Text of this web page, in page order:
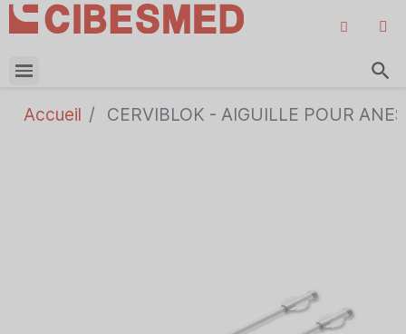
search
Accueil CERVIBLOK - AIGUILLE POUR